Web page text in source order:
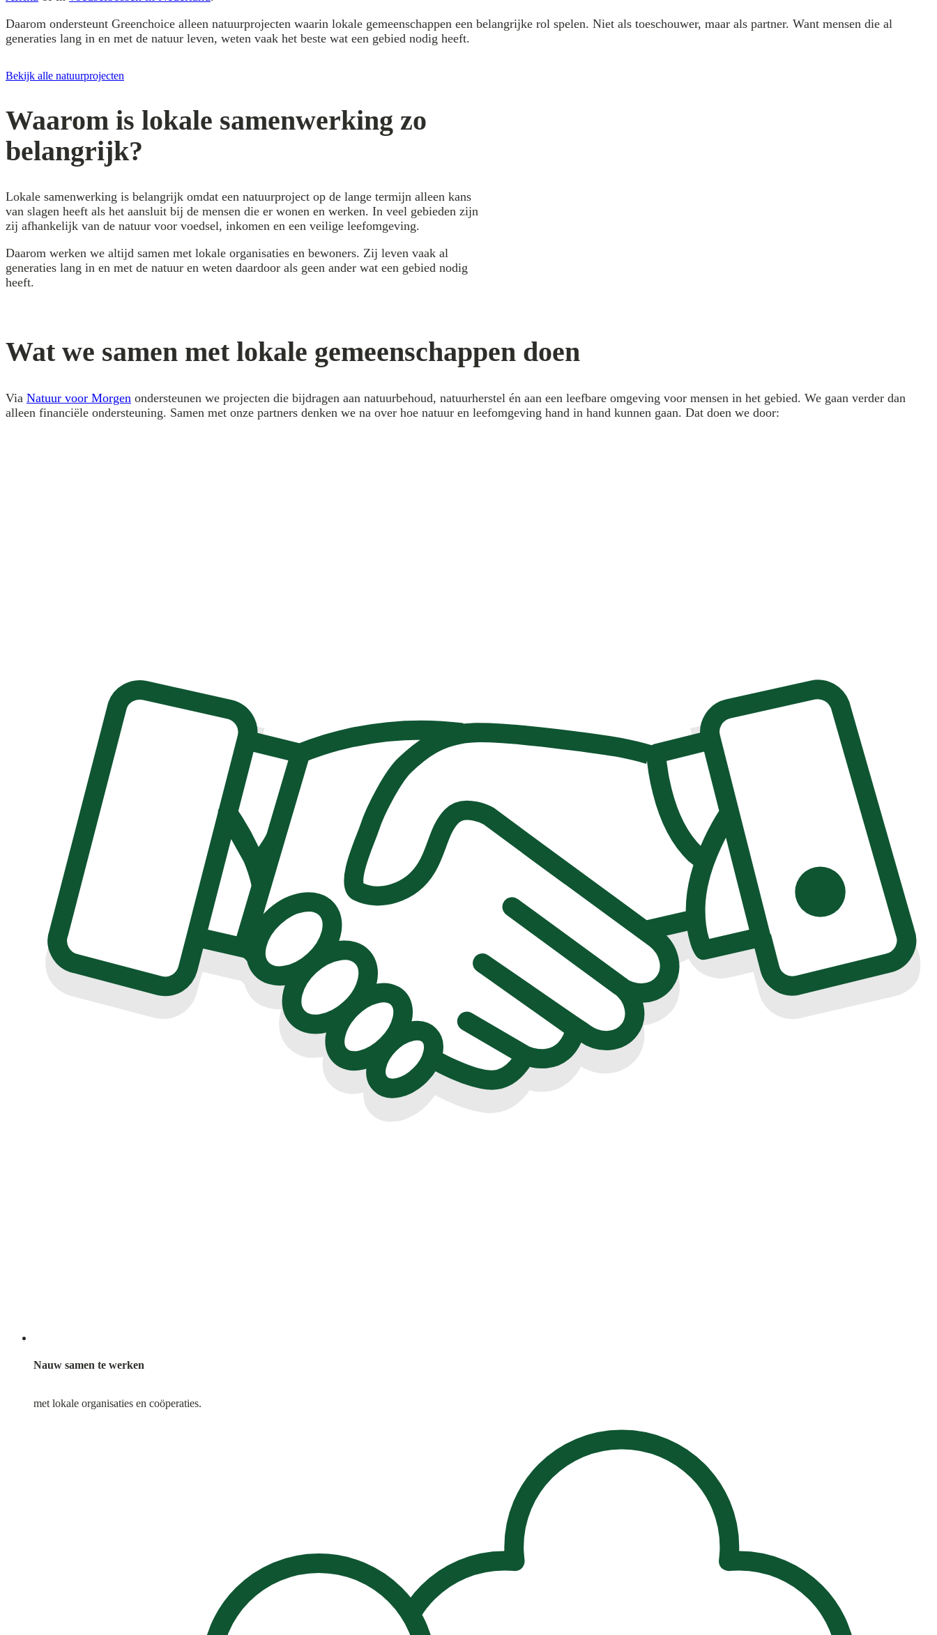
Daarom ondersteunt Greenchoice alleen natuurprojecten waarin lokale gemeenschappen een belangrijke rol spelen. Niet als toeschouwer, maar als partner. Want mensen die al
generaties lang in en met de natuur leven, weten vaak het beste wat een gebied nodig heeft.
Bekijk alle natuurprojecten
Waarom is lokale samenwerking zo
belangrijk?
Lokale samenwerking is belangrijk omdat een natuurproject op de lange termijn alleen kans
van slagen heeft als het aansluit bij de mensen die er wonen en werken. In veel gebieden zijn
zij afhankelijk van de natuur voor voedsel, inkomen en een veilige leefomgeving.
Daarom werken we altijd samen met lokale organisaties en bewoners. Zij leven vaak al
generaties lang in en met de natuur en weten daardoor als geen ander wat een gebied nodig
heeft.
Wat we samen met lokale gemeenschappen doen
Via Natuur voor Morgen ondersteunen we projecten die bijdragen aan natuurbehoud, natuurherstel én aan een leefbare omgeving voor mensen in het gebied. We gaan verder dan
alleen financiële ondersteuning. Samen met onze partners denken we na over hoe natuur en leefomgeving hand in hand kunnen gaan. Dat doen we door:
Nauw samen te werken
met lokale organisaties en coöperaties.